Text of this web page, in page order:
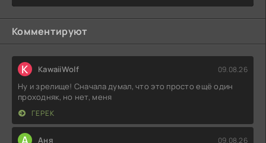
Комментируют
K KawaiiWolf 09.08.26
Ну и зрелище! Сначала думал, что это просто ещё один
проходняк, но нет, меня
ГЕРЕК
Аня 09.08.26